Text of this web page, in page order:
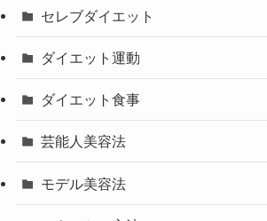
セレブダイエット
ダイエット運動
ダイエット食事
芸能人美容法
モデル美容法